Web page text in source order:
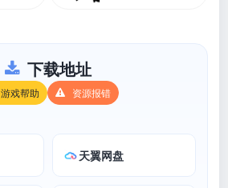
下载地址
游戏帮助 资源报错
天翼网盘